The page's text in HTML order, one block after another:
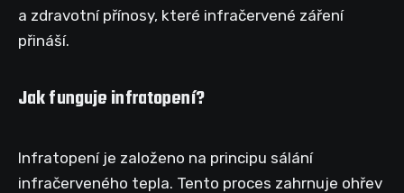
a zdravotní přínosy, které infračervené záření
přináší.
Jak funguje infratopení?
Infratopení je založeno na principu sálání
infračerveného tepla. Tento proces zahrnuje ohřev